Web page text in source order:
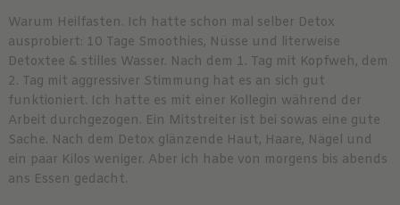
Warum Heilfasten. Ich hatte schon mal selber Detox
ausprobiert: 10 Tage Smoothies, Nüsse und literweise
Detoxtee & stilles Wasser. Nach dem 1. Tag mit Kopfweh, dem
2. Tag mit aggressiver Stimmung hat es an sich gut
funktioniert. Ich hatte es mit einer Kollegin während der
Arbeit durchgezogen. Ein Mitstreiter ist bei sowas eine gute
Sache. Nach dem Detox glänzende Haut, Haare, Nägel und
ein paar Kilos weniger. Aber ich habe von morgens bis abends
ans Essen gedacht.